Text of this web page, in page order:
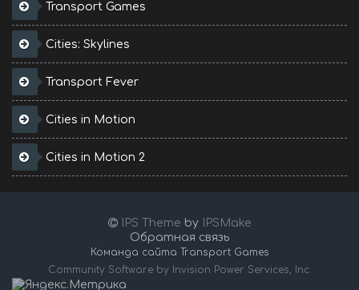
Transport Games
Cities: Skylines
Transport Fever
Cities in Motion
Cities in Motion 2
IPS Theme by
IPSMake
Обратная связь
Команда сайта Transport Games
Community Software by Invision Power Services, Inc.